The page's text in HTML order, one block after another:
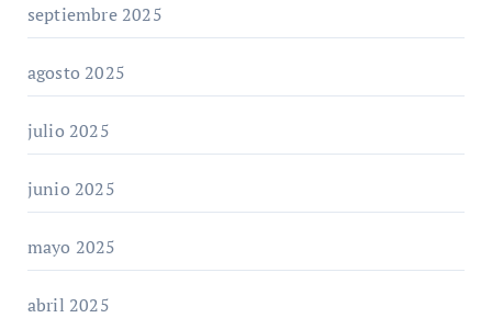
septiembre 2025
agosto 2025
julio 2025
junio 2025
mayo 2025
abril 2025